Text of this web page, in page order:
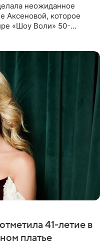
неожиданное
Аксеновой, которое
«Шоу Воли» 50-
41-летие в
платье